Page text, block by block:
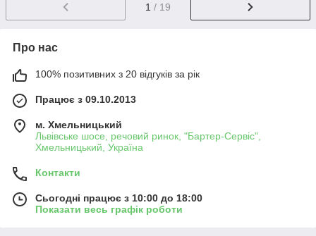
1 / 19
Про нас
100% позитивних з 20 відгуків за рік
Працює з 09.10.2013
м. Хмельницький
Львівське шосе, речовий ринок, "Бартер-Сервіс",
Хмельницький, Україна
Контакти
Сьогодні працює з 10:00 до 18:00
Показати весь графік роботи